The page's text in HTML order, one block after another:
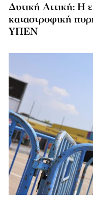
Δυτική Αττική: Η
καταστροφική
ΥΠΕΝ